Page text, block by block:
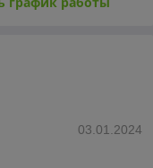
03.01.2024